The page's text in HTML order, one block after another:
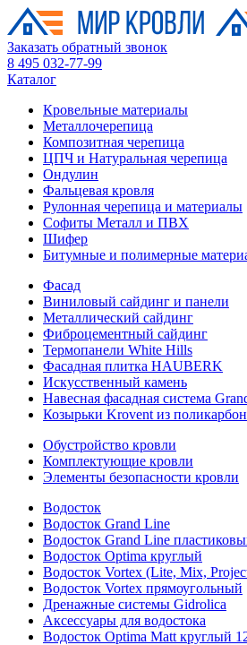
Заказать обратный звонок
8 495 032-77-99
Каталог
Кровельные материалы
Металлочерепица
Композитная черепица
ЦПЧ и Натуральная черепица
Ондулин
Фальцевая кровля
Рулонная черепица и материалы
Софиты Металл и ПВХ
Шифер
Битумные и полимерные
Фасад
Виниловый сайдинг и панели
Металлический сайдинг
Фиброцементный сайдинг
Термопанели White Hills
Фасадная плитка HAUBERK
Искусственный камень
Навесная фасадная система
Козырьки Krovent из
Обустройство кровли
Комплектующие кровли
Элементы безопасности кровли
Водосток
Водосток Grand Line
Водосток Grand Line
Водосток Optima круглый
Водосток Vortex (Lite, Mix,
Водосток Vortex прямоугольный
Дренажные системы Gidrolica
Аксессуары для водостока
Водосток Optima Matt круглый